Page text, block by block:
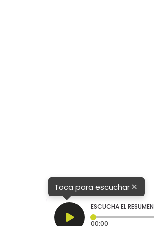
Toca para escuchar×
ESCUCHA EL RESUMEN
00:00